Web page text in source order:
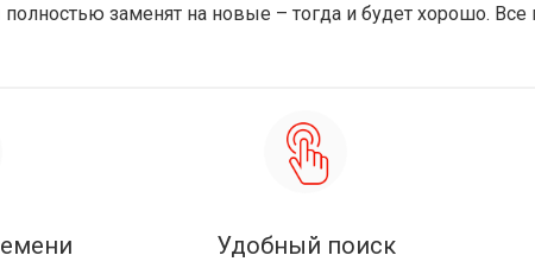
заменят на новые – тогда и будет хорошо.
Удобный поиск